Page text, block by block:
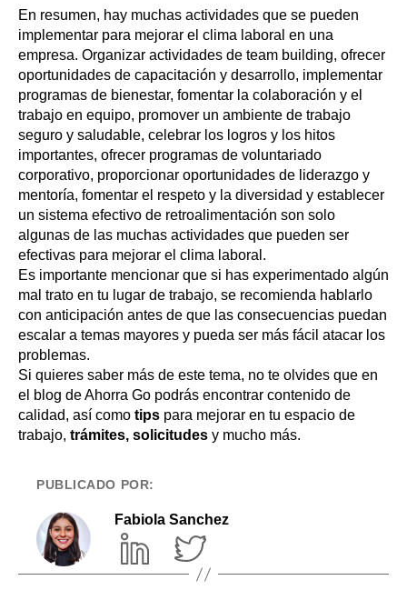
En resumen, hay muchas actividades que se pueden
implementar para mejorar el clima laboral en una
empresa. Organizar actividades de team building, ofrecer
oportunidades de capacitación y desarrollo, implementar
programas de bienestar, fomentar la colaboración y el
trabajo en equipo, promover un ambiente de trabajo
seguro y saludable, celebrar los logros y los hitos
importantes, ofrecer programas de voluntariado
corporativo, proporcionar oportunidades de liderazgo y
mentoría, fomentar el respeto y la diversidad y establecer
un sistema efectivo de retroalimentación son solo
algunas de las muchas actividades que pueden ser
efectivas para mejorar el clima laboral.
Es importante mencionar que si has experimentado algún
mal trato en tu lugar de trabajo, se recomienda hablarlo
con anticipación antes de que las consecuencias puedan
escalar a temas mayores y pueda ser más fácil atacar los
problemas.
Si quieres saber más de este tema, no te olvides que en
el blog deAhorra Go podrás encontrar contenido de
calidad, así como tips para mejorar en tu espacio de
trabajo, trámites, solicitudes y mucho más.
PUBLICADO POR:
Fabiola Sanchez